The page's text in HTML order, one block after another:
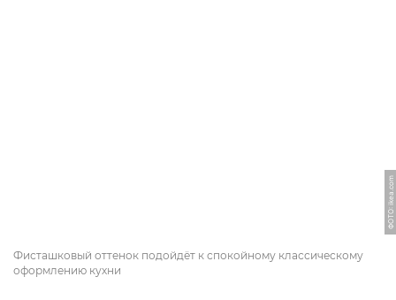
ФОТО: ikea.com
Фисташковый оттенок подойдёт к спокойному классическому
оформлению кухни